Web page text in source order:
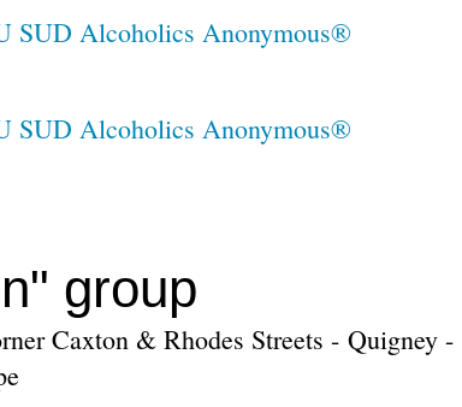
group
Caxton & Rhodes Streets - Quigney -